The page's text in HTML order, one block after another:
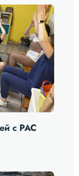
с РАС